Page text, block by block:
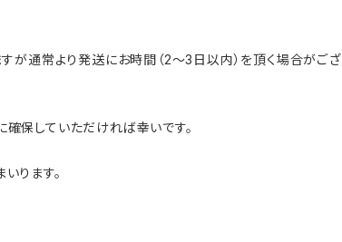
が通常より発送にお時間（2〜3日以内）を頂く場合がござ
保していただければ幸いです。
ります。